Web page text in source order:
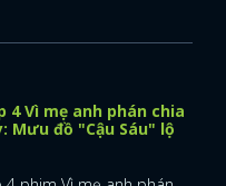
4 Vì mẹ anh phán chia
Mưu đồ "Cậu Sáu" lộ